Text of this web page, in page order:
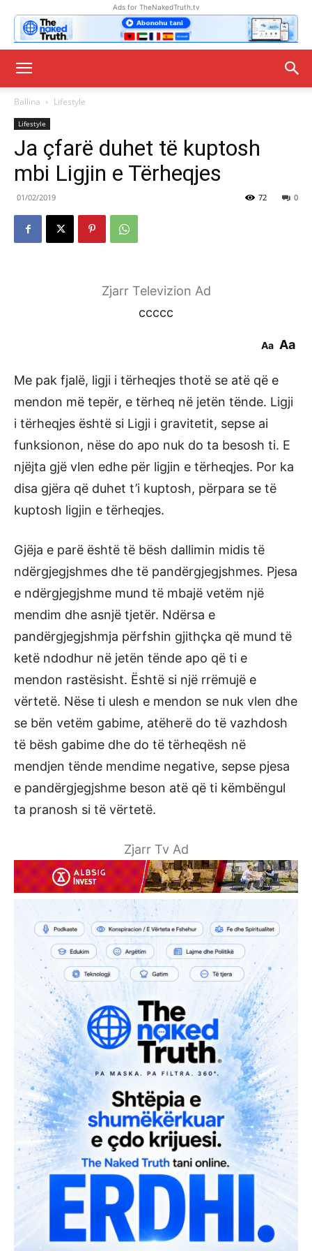
Ads for TheNakedTruth.tv
Ballina Lifestyle
Lifestyle
Ja çfarë duhet të kuptosh
mbi Ligjin e Tërheqjes
01/02/2019 0
72
Zjarr Televizion Ad
ccccc
Aa Aa
Me pak fjalë, ligji i tërheqjes thotë se atë që e
mendon më tepër, e tërheq në jetën tënde. Ligji
i tërheqjes është si Ligji i gravitetit, sepse ai
funksionon, nëse do apo nuk do ta besosh ti. E
njëjta gjë vlen edhe për ligjin e tërheqjes. Por ka
disa gjëra që duhet t’i kuptosh, përpara se të
kuptosh ligjin e tërheqjes.
Gjëja e parë është të bësh dallimin midis të
ndërgjegjshmes dhe të pandërgjegjshmes. Pjesa
e ndërgjegjshme mund të mbajë vetëm një
mendim dhe asnjë tjetër. Ndërsa e
pandërgjegjshmja përfshin gjithçka që mund të
ketë ndodhur në jetën tënde apo që ti e
mendon rastësisht. Është si një rrëmujë e
vërtetë. Nëse ti ulesh e mendon se nuk vlen dhe
se bën vetëm gabime, atëherë do të vazhdosh
të bësh gabime dhe do të tërheqësh në
mendjen tënde mendime negative, sepse pjesa
e pandërgjegjshme beson atë që ti këmbëngul
ta pranosh si të vërtetë.
Zjarr Tv Ad